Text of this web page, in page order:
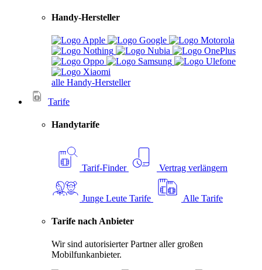
Handy-Hersteller
alle Handy-Hersteller
Tarife
Handytarife
Tarif-Finder Vertrag verlängern
Junge Leute Tarife Alle Tarife
Tarife nach Anbieter
Wir sind autorisierter Partner aller großen
Mobilfunkanbieter.